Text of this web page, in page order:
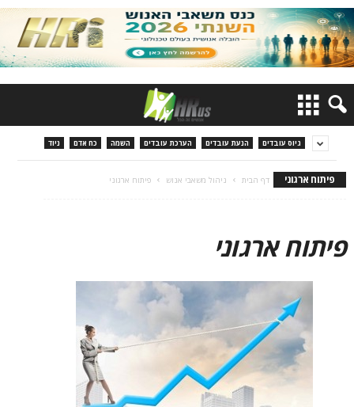
גיוס עובדים הנעת עובדים הערכת עובדים השמה כח אדם ניוד
פיתוח ארגוני דף הבית ניהול משאבי אנוש פיתוח ארגוני
פיתוח ארגוני